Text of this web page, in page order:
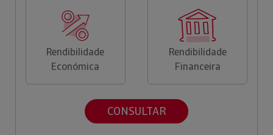
Rendibilidade
Económica
Rendibilidade
Financeira
CONSULTAR